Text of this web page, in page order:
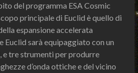
del programma ESA Cosmic
principale di Euclid è quello di
espansione accelerata
Euclid sarà equipaggiato con un
e tre strumenti per produrre
d’onda ottiche e del vicino